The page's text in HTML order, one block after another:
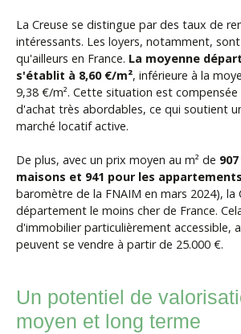
La Creuse se distingue par des taux de
intéressants. Les loyers, notamment,
qu'ailleurs en France. La moyenne
s'établit à 8,60 €/m², inférieure à la
9,38 €/m². Cette situation est
d'achat très abordables, ce qui soutient
marché locatif active.
De plus, avec un prix moyen au m² de
maisons et 941 pour les appartements
baromètre de la FNAIM en mars 2024), la
département le moins cher de France.
d'immobilier particulièrement accessible,
peuvent se vendre à partir de 25.000 €.
Un potentiel de
moyen et long terme